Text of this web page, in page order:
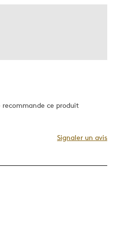
recommande ce produit
Signaler un avis